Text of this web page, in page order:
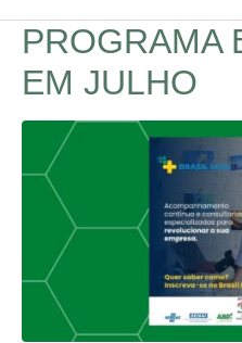
PROGRAMA
EM JULHO